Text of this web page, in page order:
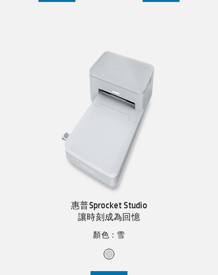
惠普Sprocket Studio
讓時刻成為回憶
顏色：雪